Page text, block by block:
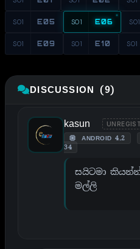
S01 E05 S01 E06 S01
S01 E09 S01 E10 S01
DISCUSSION (9)
kasun
ANDROID 4.2
34
සයිටමා
මල්ලි